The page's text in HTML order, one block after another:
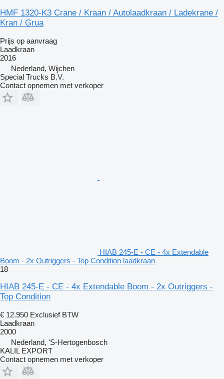
HMF 1320-K3 Crane / Kraan / Autolaadkraan / Ladekrane /
Kran / Grua
Prijs op aanvraag
Laadkraan
2016
Nederland, Wijchen
Special Trucks B.V.
Contact opnemen met verkoper
HIAB 245-E - CE - 4x Extendable
Boom - 2x Outriggers - Top Condition laadkraan
18
HIAB 245-E - CE - 4x Extendable Boom - 2x Outriggers -
Top Condition
€ 12.950 Exclusief BTW
Laadkraan
2000
Nederland, 'S-Hertogenbosch
KALIL EXPORT
Contact opnemen met verkoper